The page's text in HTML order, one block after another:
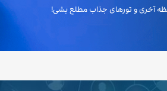
آخری و تورهای جذاب مطلع بشی!